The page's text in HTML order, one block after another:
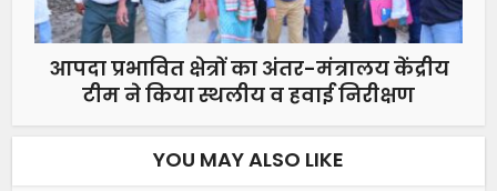
आपदा प्रभावित क्षेत्रों का अंतर-मंत्रालय केंद्रीय
टीम ने किया स्थलीय व हवाई निरीक्षण
YOU MAY ALSO LIKE